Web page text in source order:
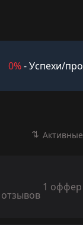
0%- Успехи/
1 оффер